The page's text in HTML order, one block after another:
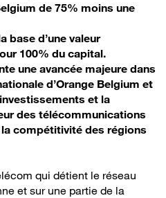
de 75% moins une
base d’une valeur
100% du capital.
une avancée majeure dans
d’Orange Belgium et
et la
des télécommunications
compétitivité des régions
qui détient le réseau
et sur une partie de la